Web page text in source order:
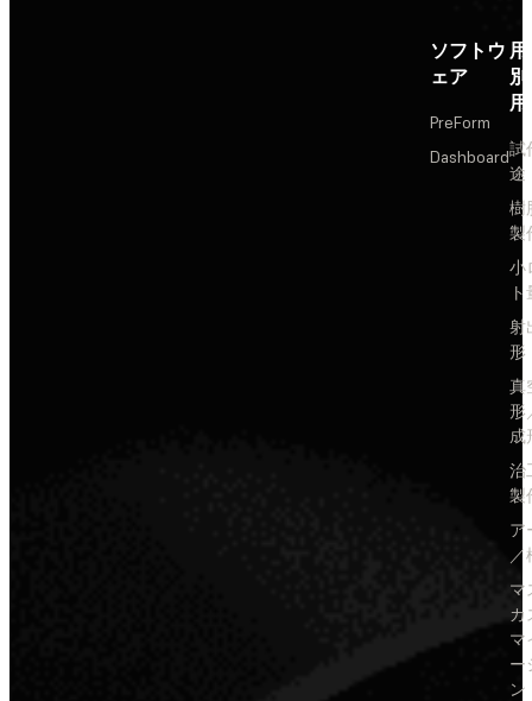
ソフトウ
ェア
PreForm
Dashboard試
途
樹
製
小
射
形
真
形
成
治
製
ア
／
マ
カ
マ
ー
ン